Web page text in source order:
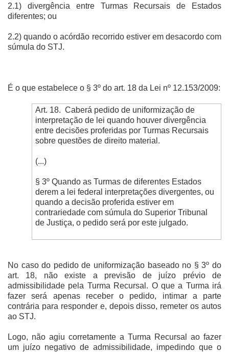
2.1) divergência entre Turmas Recursais de Estados
diferentes; ou
2.2) quando o acórdão recorrido estiver em desacordo com
súmula do STJ.
É o que estabelece o § 3º do art. 18 da Lei nº 12.153/2009:
Art. 18. Caberá pedido de uniformização de
interpretação de lei quando houver divergência
entre decisões proferidas por Turmas Recursais
sobre questões de direito material.
(...)
§ 3º Quando as Turmas de diferentes Estados
derem a lei federal interpretações divergentes, ou
quando a decisão proferida estiver em
contrariedade com súmula do Superior Tribunal
de Justiça, o pedido será por este julgado.
No caso do pedido de uniformização baseado no § 3º do
art. 18, não existe a previsão de juízo prévio de
admissibilidade pela Turma Recursal. O que a Turma irá
fazer será apenas receber o pedido, intimar a parte
contrária para responder e, depois disso, remeter os autos
ao STJ.
Logo, não agiu corretamente a Turma Recursal ao fazer
um juízo negativo de admissibilidade, impedindo que o